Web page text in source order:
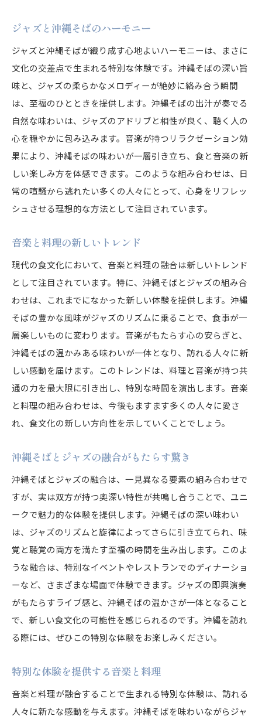
沖縄そばとジャズのコラボレーション事例
音楽と料理のクロスオーバー体験
沖縄そばの魅力を引き出すジャズの力
沖縄そばを音楽と共に堪能する至福の方法
音楽を楽しみながら沖縄そばを味わうコツ
沖縄そばとジャズのベストペアリング
リスニングとテイスティングの同時体験
沖縄そばの味わいを高める音楽の選び方
ジャズを楽しみながら沖縄そばに浸る
音楽が料理の風味を変える理由
沖縄そばとジャズの味わいの共通点
ジャズが持つ沖縄そばへの効果
沖縄そばとジャズの意外な相性
音楽による沖縄そばの新発見
沖縄そばとジャズの融合がもたらす心地よいひと時
ジャズとともに楽しむ沖縄そばの魅力
リラックスできる音楽と料理の時間
沖縄そばとジャズがもたらす心地よさ
音楽と料理の調和で至福の時間を
ジャズと沖縄そばのハーモニー
ジャズと沖縄そばが織り成す心地よいハーモニーは、まさに
文化の交差点で生まれる特別な体験です。沖縄そばの深い旨
味と、ジャズの柔らかなメロディーが絶妙に絡み合う瞬間
は、至福のひとときを提供します。沖縄そばの出汁が奏でる
自然な味わいは、ジャズのアドリブと相性が良く、聴く人の
心を穏やかに包み込みます。音楽が持つリラクゼーション効
果により、沖縄そばの味わいが一層引き立ち、食と音楽の新
しい楽しみ方を体感できます。このような組み合わせは、日
常の喧騒から逃れたい多くの人々にとって、心身をリフレッ
シュさせる理想的な方法として注目されています。
音楽と料理の新しいトレンド
現代の食文化において、音楽と料理の融合は新しいトレンド
として注目されています。特に、沖縄そばとジャズの組み合
わせは、これまでになかった新しい体験を提供します。沖縄
そばの豊かな風味がジャズのリズムに乗ることで、食事が一
層楽しいものに変わります。音楽がもたらす心の安らぎと、
沖縄そばの温かみある味わいが一体となり、訪れる人々に新
しい感動を届けます。このトレンドは、料理と音楽が持つ共
通の力を最大限に引き出し、特別な時間を演出します。音楽
と料理の組み合わせは、今後もますます多くの人々に愛さ
れ、食文化の新しい方向性を示していくことでしょう。
沖縄そばとジャズの融合がもたらす驚き
沖縄そばとジャズの融合は、一見異なる要素の組み合わせで
すが、実は双方が持つ奥深い特性が共鳴し合うことで、ユニ
ークで魅力的な体験を提供します。沖縄そばの深い味わい
は、ジャズのリズムと旋律によってさらに引き立てられ、味
覚と聴覚の両方を満たす至福の時間を生み出します。このよ
うな融合は、特別なイベントやレストランでのディナーショ
ーなど、さまざまな場面で体験できます。ジャズの即興演奏
がもたらすライブ感と、沖縄そばの温かさが一体となること
で、新しい食文化の可能性を感じられるのです。沖縄を訪れ
る際には、ぜひこの特別な体験をお楽しみください。
特別な体験を提供する音楽と料理
音楽と料理が融合することで生まれる特別な体験は、訪れる
人々に新たな感動を与えます。沖縄そばを味わいながらジャ